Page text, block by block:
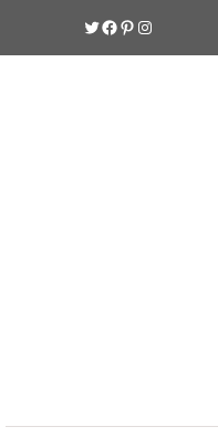
Twitter
Facebook
Pinterest
Instagram